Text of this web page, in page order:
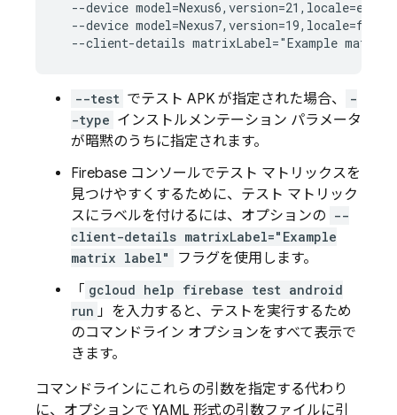
--device
--device
--test でテスト APK が指定された場合、
-
-type インストルメンテーション パラメータ
が暗黙のうちに指定されます。
Firebase コンソールでテスト マトリックスを
見つけやすくするために、テスト マトリック
スにラベルを付けるには、オプションの --
client-details matrixLabel="Example
matrix label"
フラグを使用します。
「 gcloud help firebase test android
run 」を入力すると、テストを実行するため
のコマンドライン オプションをすべて表示で
きます。
コマンドラインにこれらの引数を指定する代わり
に、オプションで YAML 形式の引数ファイルに引